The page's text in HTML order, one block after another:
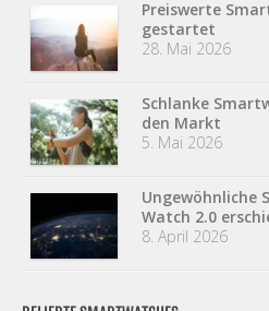
Preiswerte
gestartet
28. Mai 2026
Schlanke
den Markt
5. Mai 2026
Ungewöhnliche
Watch 2.0
8. April 2026